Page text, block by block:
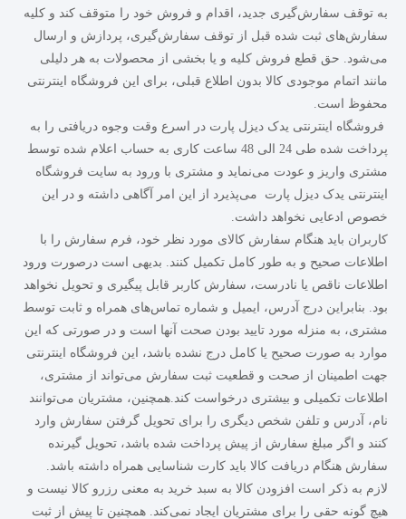
به توقف سفارش‌‏گیری جدید، اقدام و فروش خود را متوقف کند و کلیه
سفارش‌‏های ثبت شده قبل از توقف سفارش‌‏گیری، پردازش و ارسال
می‌‏شود. حق قطع فروش کلیه و یا بخشی از محصولات به هر دلیلی
مانند اتمام موجودی کالا بدون اطلاع قبلی، برای این فروشگاه اینترنتی
محفوظ است.
فروشگاه اینترنتی یدک دیزل پارت در اسرع وقت وجوه دریافتی را به
پرداخت شده طی 24 الی 48 ساعت کاری به حساب اعلام شده توسط
مشتری واریز و عودت می‌نماید و مشتری با ورود به سایت فروشگاه
اینترنتی یدک دیزل پارت می‌پذیرد از این امر آگاهی داشته و در این
خصوص ادعایی نخواهد داشت.
کاربران باید هنگام سفارش کالای مورد نظر خود، فرم سفارش را با
اطلاعات صحیح و به طور کامل تکمیل کنند. بدیهی است درصورت ورود
اطلاعات ناقص یا نادرست، سفارش کاربر قابل پیگیری و تحویل نخواهد
بود. بنابراین درج آدرس، ایمیل و شماره تماس‌های همراه و ثابت توسط
مشتری، به منزله مورد تایید بودن صحت آنها است و در صورتی که این
موارد به صورت صحیح یا کامل درج نشده باشد، این فروشگاه اینترنتی
جهت اطمینان از صحت و قطعیت ثبت سفارش می‌تواند از مشتری،
اطلاعات تکمیلی و بیشتری درخواست کند.همچنین، مشتریان می‌توانند
نام، آدرس و تلفن شخص دیگری را برای تحویل گرفتن سفارش وارد
کنند و اگر مبلغ سفارش از پیش پرداخت شده باشد، تحویل گیرنده
سفارش هنگام دریافت کالا باید کارت شناسایی همراه داشته باشد.
لازم به ذکر است افزودن کالا به سبد خرید به معنی رزرو کالا نیست و
هیچ گونه حقی را برای مشتریان ایجاد نمی‌کند. همچنین تا پیش از ثبت